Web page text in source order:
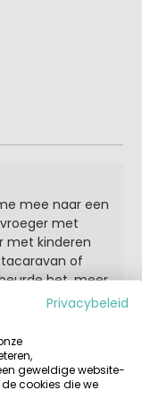
mee naar een
met
met kinderen
of
het, meer
een vakantie
glas wijn het
te
van
op campings.
Privacybeleid
geweldige website-
cookies die we